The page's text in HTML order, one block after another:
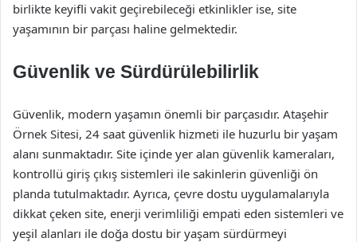
birlikte keyifli vakit geçirebileceği etkinlikler ise, site
yaşamının bir parçası haline gelmektedir.
Güvenlik ve Sürdürülebilirlik
Güvenlik, modern yaşamın önemli bir parçasıdır. Ataşehir
Örnek Sitesi, 24 saat güvenlik hizmeti ile huzurlu bir yaşam
alanı sunmaktadır. Site içinde yer alan güvenlik kameraları,
kontrollü giriş çıkış sistemleri ile sakinlerin güvenliği ön
planda tutulmaktadır. Ayrıca, çevre dostu uygulamalarıyla
dikkat çeken site, enerji verimliliği empati eden sistemleri ve
yeşil alanları ile doğa dostu bir yaşam sürdürmeyi